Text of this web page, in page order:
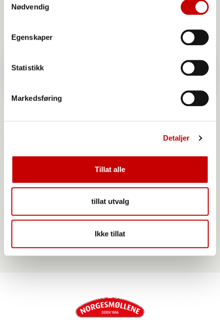
Nødvendig
Egenskaper
Statistikk
Markedsføring
Detaljer
Tillat alle
tillat utvalg
Ikke tillat
Møllerens Fiberbrød med solsikke
glutenfri